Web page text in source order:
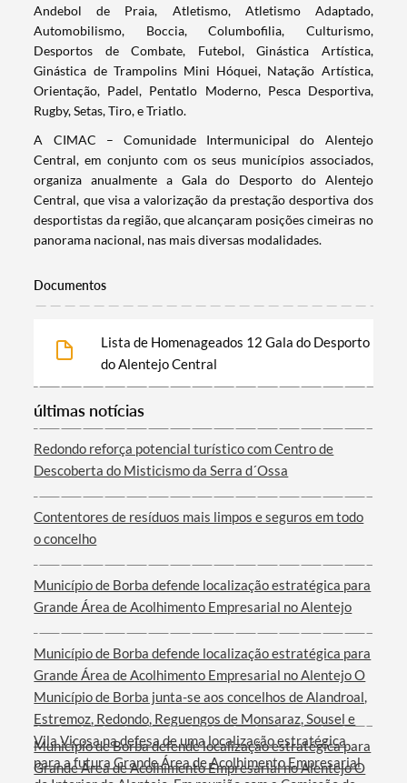
Categorias gerais
Filtros
Andebol de Praia, Atletismo, Atletismo Adaptado,
Automobilismo, Boccia, Columbofilia, Culturismo,
Desportos de Combate, Futebol, Ginástica Artística,
Ginástica de Trampolins Mini Hóquei, Natação Artística,
Orientação, Padel, Pentatlo Moderno, Pesca Desportiva,
Rugby, Setas, Tiro, e Triatlo.
A CIMAC – Comunidade Intermunicipal do Alentejo
Central, em conjunto com os seus municípios associados,
organiza anualmente a Gala do Desporto do Alentejo
Central, que visa a valorização da prestação desportiva dos
desportistas da região, que alcançaram posições cimeiras no
panorama nacional, nas mais diversas modalidades.​
Documentos
Lista de Homenageados 12 Gala do Desporto
do Alentejo Central
últimas notícias
Redondo reforça potencial turístico com Centro de
Descoberta do Misticismo da Serra d´Ossa
Contentores de resíduos mais limpos e seguros em todo
o concelho
Município de Borba defende localização estratégica para
Grande Área de Acolhimento Empresarial no Alentejo
Município de Borba defende localização estratégica para
Grande Área de Acolhimento Empresarial no Alentejo O
Município de Borba junta-se aos concelhos de Alandroal,
Estremoz, Redondo, Reguengos de Monsaraz, Sousel e
Vila Viçosa na defesa de uma localização estratégica
para a futura Grande Área de Acolhimento Empresarial
Município de Borba defende localização estratégica para
Grande Área de Acolhimento Empresarial no Alentejo O